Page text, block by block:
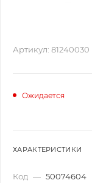
Артикул: 81240030
Ожидается
ХАРАКТЕРИСТИКИ
Код — 50074604